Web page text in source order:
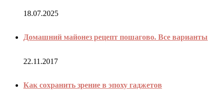
18.07.2025
Домашний майонез рецепт пошагово. Все варианты
22.11.2017
Как сохранить зрение в эпоху гаджетов